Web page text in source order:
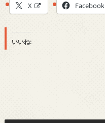
X Facebook
いいね: